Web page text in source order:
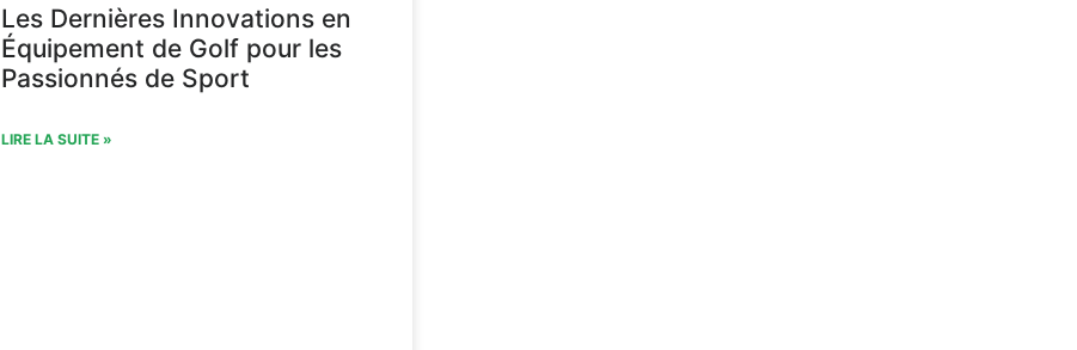
Les Dernières Innovations en
Équipement de Golf pour les
Passionnés de Sport
LIRE LA SUITE »